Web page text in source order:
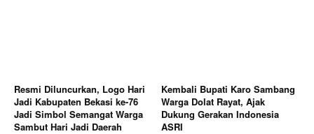
Resmi Diluncurkan, Logo Hari
Jadi Kabupaten Bekasi ke-76
Jadi Simbol Semangat Warga
Sambut Hari Jadi Daerah
Kembali Bupati Karo Sambang
Warga Dolat Rayat, Ajak
Dukung Gerakan Indonesia
ASRI